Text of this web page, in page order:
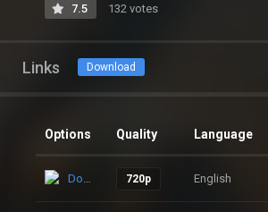
7.5 132 votes
Links Download
Options Quality Language
Download 720p English